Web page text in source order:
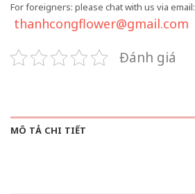
For foreigners: please chat with us via email:
thanhcongflower@gmail.com
Đánh giá
MÔ TẢ CHI TIẾT